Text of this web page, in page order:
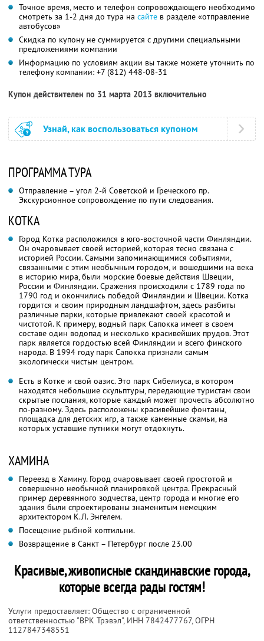
Точное время, место и телефон сопровождающего необходимо
смотреть за 1-2 дня до тура на сайте в разделе «отправление
автобусов»
Скидка по купону не суммируется с другими специальными
предложениями компании
Информацию по условиям акции вы также можете уточнить по
телефону компании: +7 (812) 448-08-31
Купон действителен по 31 марта 2013 включительно
Узнай, как воспользоваться купоном
ПРОГРАММА ТУРА
Отправление – угол 2-й Советской и Греческого пр.
Экскурсионное сопровождение по пути следования.
КОТКА
Город Котка расположился в юго-восточной части Финляндии.
Он очаровывает своей историей, которая тесно связана с
историей России. Самыми запоминающимися событиями,
связанными с этим необычным городом, и вошедшими на века
в историю мира, были морские боевые действия Швеции,
России и Финляндии. Сражения происходили с 1789 года по
1790 год и окончились победой Финляндии и Швеции. Котка
гордится и своим природным ландшафтом, здесь разбиты
различные парки, которые привлекают своей красотой и
чистотой. К примеру, водный парк Сапокка имеет в своем
составе один водопад и несколько красивейших прудов. Этот
парк является гордостью всей Финляндии и всего финского
народа. В 1994 году парк Сапокка признали самым
экологически чистым центром.
Есть в Котке и свой оазис. Это парк Сибелиуса, в котором
находятся небольшие скульптуры, передающие туристам свои
скрытые послания, которые каждый может прочесть абсолютно
по-разному. Здесь расположены красивейшие фонтаны,
площадка для детских игр, а также каменные скамьи, на
которых уставшие путники могут отдохнуть.
ХАМИНА
Переезд в Хамину. Город очаровывает своей простотой и
совершенно необычной планировкой центра. Прекрасный
пример деревянного зодчества, центр города и многие его
здания были спроектированы знаменитым немецким
архитектором К.Л. Энгелем.
Посещение рыбной коптильни.
Возвращение в Санкт – Петербург после 23.00
Красивые, живописные скандинавские города,
которые всегда рады гостям!
Услуги предоставляет: Общество с ограниченной
ответственностью "ВРК Трэвэл", ИНН 7842477767, ОГРН
1127847348551